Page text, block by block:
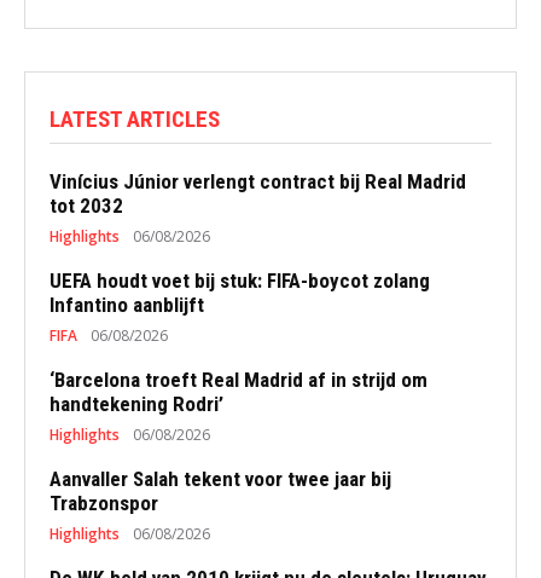
LATEST ARTICLES
Vinícius Júnior verlengt contract bij Real Madrid
tot 2032
Highlights 06/08/2026
UEFA houdt voet bij stuk: FIFA-boycot zolang
Infantino aanblijft
FIFA 06/08/2026
‘Barcelona troeft Real Madrid af in strijd om
handtekening Rodri’
Highlights 06/08/2026
Aanvaller Salah tekent voor twee jaar bij
Trabzonspor
Highlights 06/08/2026